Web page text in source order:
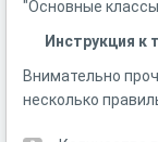
"Основные классы
Инструкция к
Внимательно
несколько